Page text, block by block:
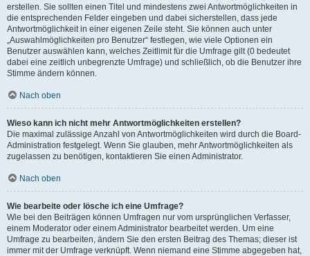
erstellen. Sie sollten einen Titel und mindestens zwei Antwortmöglichkeiten in
die entsprechenden Felder eingeben und dabei sicherstellen, dass jede
Antwortmöglichkeit in einer eigenen Zeile steht. Sie können auch unter
„Auswahlmöglichkeiten pro Benutzer“ festlegen, wie viele Optionen ein
Benutzer auswählen kann, welches Zeitlimit für die Umfrage gilt (0 bedeutet
dabei eine zeitlich unbegrenzte Umfrage) und schließlich, ob die Benutzer ihre
Stimme ändern können.
Nach oben
Wieso kann ich nicht mehr Antwortmöglichkeiten erstellen?
Die maximal zulässige Anzahl von Antwortmöglichkeiten wird durch die Board-
Administration festgelegt. Wenn Sie glauben, mehr Antwortmöglichkeiten als
zugelassen zu benötigen, kontaktieren Sie einen Administrator.
Nach oben
Wie bearbeite oder lösche ich eine Umfrage?
Wie bei den Beiträgen können Umfragen nur vom ursprünglichen Verfasser,
einem Moderator oder einem Administrator bearbeitet werden. Um eine
Umfrage zu bearbeiten, ändern Sie den ersten Beitrag des Themas; dieser ist
immer mit der Umfrage verknüpft. Wenn niemand eine Stimme abgegeben hat,